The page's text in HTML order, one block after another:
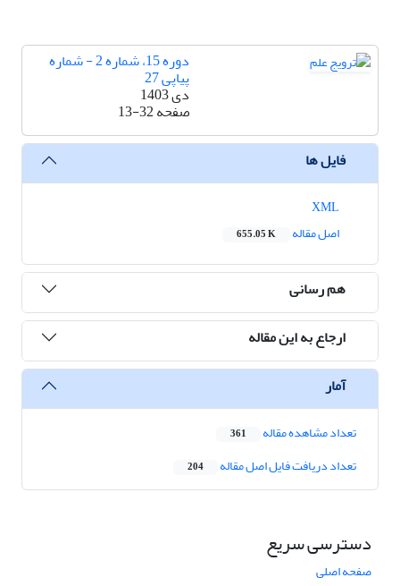
دوره 15، شماره 2 - شماره
پیاپی 27
دی 1403
صفحه13-32
فایل ها
اصل مقاله
655.05 K
هم رسانی
ارجاع به این مقاله
آمار
تعداد مشاهده مقاله 361
تعداد دریافت فایل اصل مقاله 204
دسترسی سریع
صفحه اصلی